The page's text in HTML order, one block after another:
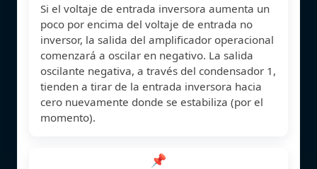
Si el voltaje de entrada inversora aumenta un
poco por encima del voltaje de entrada no
inversor, la salida del amplificador operacional
comenzará a oscilar en negativo. La salida
oscilante negativa, a través del condensador 1,
tienden a tirar de la entrada inversora hacia
cero nuevamente donde se estabiliza (por el
momento).
📌